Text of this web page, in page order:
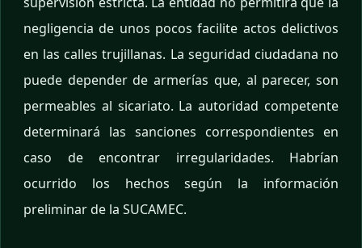
negligencia de unos pocos facilite actos delictivos
en las calles trujillanas. La seguridad ciudadana no
puede depender de armerías que, al parecer, son
permeables al sicariato. La autoridad competente
determinará las sanciones correspondientes en
caso de encontrar irregularidades. Habrían
ocurrido los hechos según la información
preliminar de la SUCAMEC.